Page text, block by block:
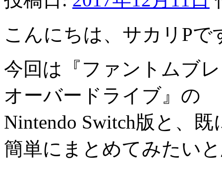
こんにちは、サカリPで
今回は『ファントムブ
オーバードライブ』の
Nintendo Switch版と、
簡単にまとめてみたい